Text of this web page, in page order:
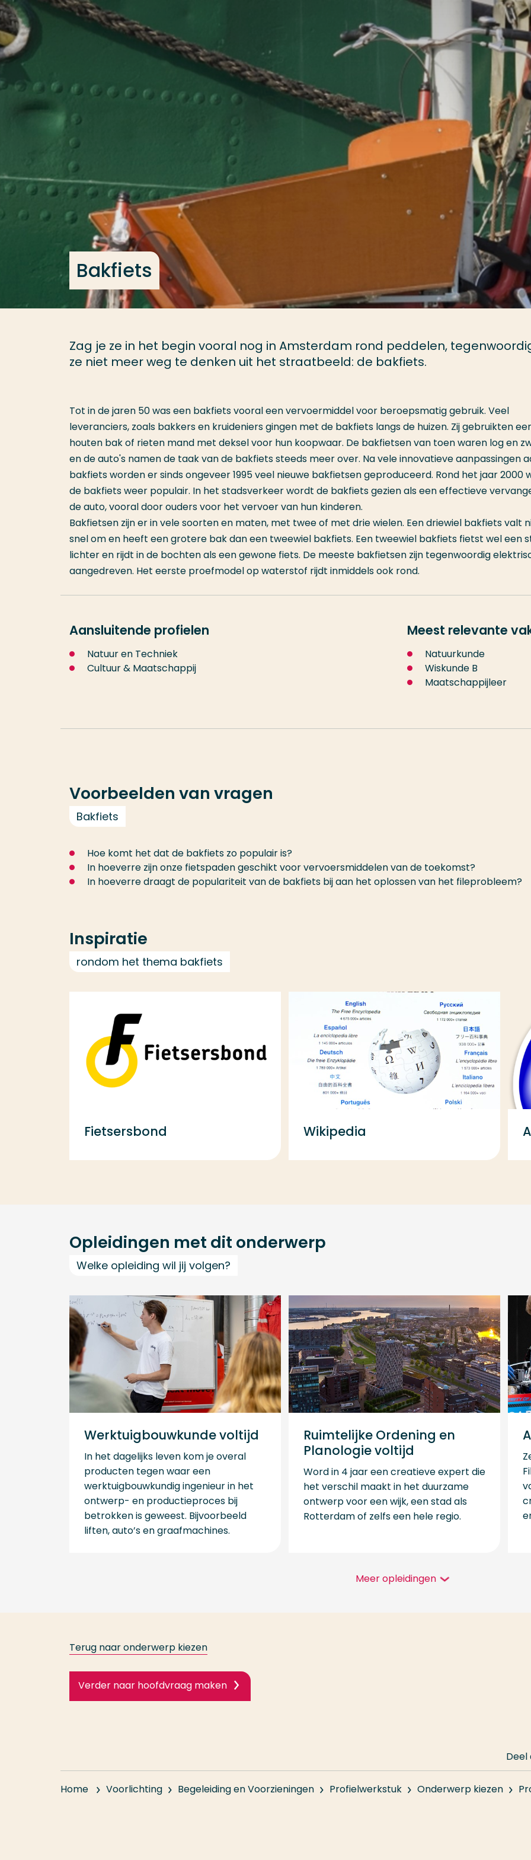
Ga direct naar de content
Bakfiets
Zag je ze in het begin vooral nog in Amsterdam rond peddelen,
ze niet meer weg te denken uit het straatbeeld: de bakfiets.
Tot in de jaren 50 was een bakfiets vooral een vervoermiddel voor beroepsmatig gebruik. Veel
leveranciers, zoals bakkers en kruideniers gingen met de bakfiets langs de huizen. Zij gebruikten
houten bak of rieten mand met deksel voor hun koopwaar. De bakfietsen van toen waren log en
en de auto's namen de taak van de bakfiets steeds meer over. Na vele innovatieve aanpassingen
bakfiets worden er sinds ongeveer 1995 veel nieuwe bakfietsen geproduceerd. Rond het jaar 2000
de bakfiets weer populair. In het stadsverkeer wordt de bakfiets gezien als een effectieve
de auto, vooral door ouders voor het vervoer van hun kinderen.
Bakfietsen zijn er in vele soorten en maten, met twee of met drie wielen. Een driewiel bakfiets valt
snel om en heeft een grotere bak dan een tweewiel bakfiets. Een tweewiel bakfiets fietst wel een
lichter en rijdt in de bochten als een gewone fiets. De meeste bakfietsen zijn tegenwoordig
aangedreven. Het eerste proefmodel op waterstof rijdt inmiddels ook rond.
Aansluitende profielen
Natuur en Techniek
Cultuur & Maatschappij
Meest relevante
Natuurkunde
Wiskunde B
Maatschappijleer
Voorbeelden van vragen
Bakfiets
Hoe komt het dat de bakfiets zo populair is?
In hoeverre zijn onze fietspaden geschikt voor vervoersmiddelen van de toekomst?
In hoeverre draagt de populariteit van de bakfiets bij aan het oplossen van het fileprobleem?
Inspiratie
rondom het thema bakfiets
Fietsersbond Wikipedia
Opleidingen met dit onderwerp
Welke opleiding wil jij volgen?
Werktuigbouwkunde voltijd
In het dagelijks leven kom je overal
producten tegen waar een
werktuigbouwkundig ingenieur in het
ontwerp- en productieproces bij
betrokken is geweest. Bijvoorbeeld
liften, auto’s en graafmachines.
Ruimtelijke Ordening en
Planologie voltijd
Word in 4 jaar een creatieve expert die
het verschil maakt in het duurzame
ontwerp voor een wijk, een stad als
Rotterdam of zelfs een hele regio.
Meer opleidingen
Terug naar onderwerp kiezen
Verder naar hoofdvraag maken
Home Voorlichting Begeleiding en Voorzieningen Profielwerkstuk Onderwerp kiezen
Deel
Veel gezocht